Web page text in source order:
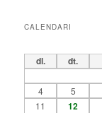
CALENDARI
dl. dt.
4
5
11
12